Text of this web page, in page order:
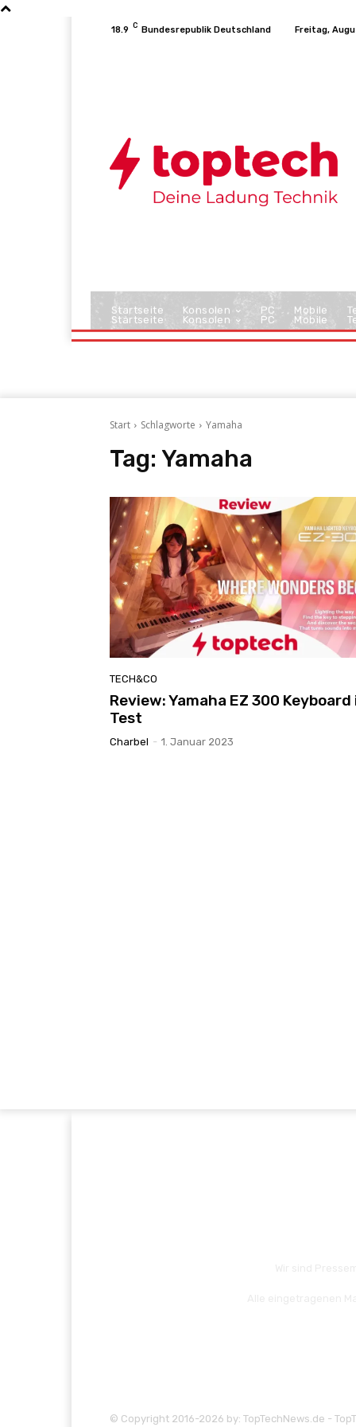
18.9 C Bundesrepublik Deutschland Freitag,
Startseite Konsolen PC Mobile
Startseite Konsolen PC Mobile
Start Schlagworte Yamaha
Tag: Yamaha
TECH&CO
Review: Yamaha EZ 300 Keyboard
Test
Charbel - 1. Januar 2023
© Copyright 2016-2026 by: TopTechNews.de -